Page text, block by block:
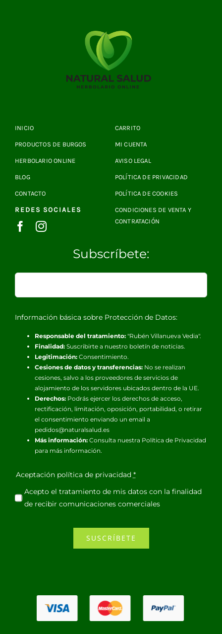
INICIO
PRODUCTOS DE BURGOS
HERBOLARIO ONLINE
BLOG
CONTACTO
REDES SOCIALES
CARRITO
MI CUENTA
AVISO LEGAL
POLÍTICA DE PRIVACIDAD
POLÍTICA DE COOKIES
CONDICIONES DE VENTA Y
CONTRATACIÓN
Subscríbete:
Información básica sobre Protección de Datos:
Responsable del tratamiento:"Rubén Villanueva Vedia".
Finalidad:Suscribirte a nuestro boletín de noticias.
Legitimación:Consentimiento.
Cesiones de datos y transferencias:No se realizan
cesiones, salvo a los proveedores de servicios de
alojamiento de los servidores ubicados dentro de la UE.
Derechos:Podrás ejercer los derechos de acceso,
rectificación, limitación, oposición, portabilidad, o retirar
el consentimiento enviando un email a
pedidos@naturalsalud.es
Más información:Consulta nuestra Política de Privacidad
para más información.
Aceptación política de privacidad *
Acepto el tratamiento de mis datos con la finalidad
de recibir comunicaciones comerciales
SUSCRÍBETE